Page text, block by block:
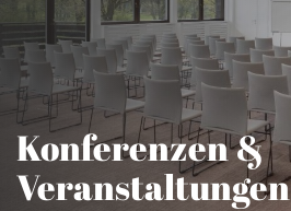
Konferenzen &
Veranstaltungen